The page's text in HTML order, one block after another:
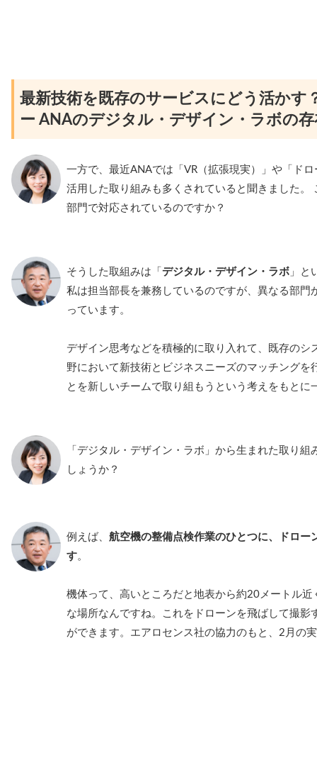
最新技術を既存のサービスにどう活かす
ー ANAのデジタル・デザイン・ラボの存
一方で、最近ANAでは「VR（拡張現実）」や「ド
活用した取り組みも多くされていると聞きました。
部門で対応されているのですか？
そうした取組みは「 デジタル・デザイン・ラボ 」と
私は担当部長を兼務しているのですが、異なる部門
っています。
デザイン思考などを積極的に取り入れて、既存のシ
野において新技術とビジネスニーズのマッチングを
とを新しいチームで取り組もうという考えをもとに
「デジタル・デザイン・ラボ」から生まれた取り
しょうか？
例えば、 航空機の整備点検作業のひとつに、ドロー
す。
機体って、高いところだと地表から約20メートル
な場所なんですね。これをドローンを飛ばして撮影
ができます。エアロセンス社の協力のもと、2月の